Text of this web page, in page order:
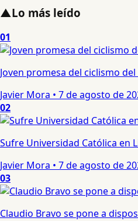
▲Lo más leído
01
Joven promesa del ciclismo
Javier Mora • 7 de agosto de
02
Sufre Universidad Católica en
Javier Mora • 7 de agosto de
03
Claudio Bravo se pone a